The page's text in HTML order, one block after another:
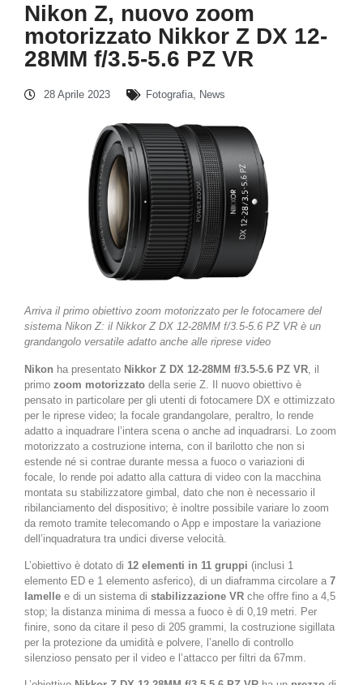
Nikon Z, nuovo zoom
motorizzato Nikkor Z DX 12-
28MM f/3.5-5.6 PZ VR
28 Aprile 2023 Fotografia, News
Arriva il primo obiettivo zoom motorizzato per le fotocamere del
sistema Nikon Z: il Nikkor Z DX 12-28MM f/3.5-5.6 PZ VR è un
grandangolo versatile adatto anche alle riprese video
Nikon ha presentato Nikkor Z DX 12-28MM f/3.5-5.6 PZ VR , il
primo zoom motorizzato della serie Z. Il nuovo obiettivo è
pensato in particolare per gli utenti di fotocamere DX e ottimizzato
per le riprese video; la focale grandangolare, peraltro, lo rende
adatto a inquadrare l’intera scena o anche ad inquadrarsi. Lo zoom
motorizzato a costruzione interna, con il barilotto che non si
estende né si contrae durante messa a fuoco o variazioni di
focale, lo rende poi adatto alla cattura di video con la macchina
montata su stabilizzatore gimbal, dato che non è necessario il
ribilanciamento del dispositivo; è inoltre possibile variare lo zoom
da remoto tramite telecomando o App e impostare la variazione
dell’inquadratura tra undici diverse velocità.
L’obiettivo è dotato di 12 elementi in 11 gruppi (inclusi 1
elemento ED e 1 elemento asferico), di un diaframma circolare a 7
lamelle e di un sistema di stabilizzazione VR che offre fino a 4,5
stop; la distanza minima di messa a fuoco è di 0,19 metri. Per
finire, sono da citare il peso di 205 grammi, la costruzione sigillata
per la protezione da umidità e polvere, l’anello di controllo
silenzioso pensato per il video e l’attacco per filtri da 67mm.